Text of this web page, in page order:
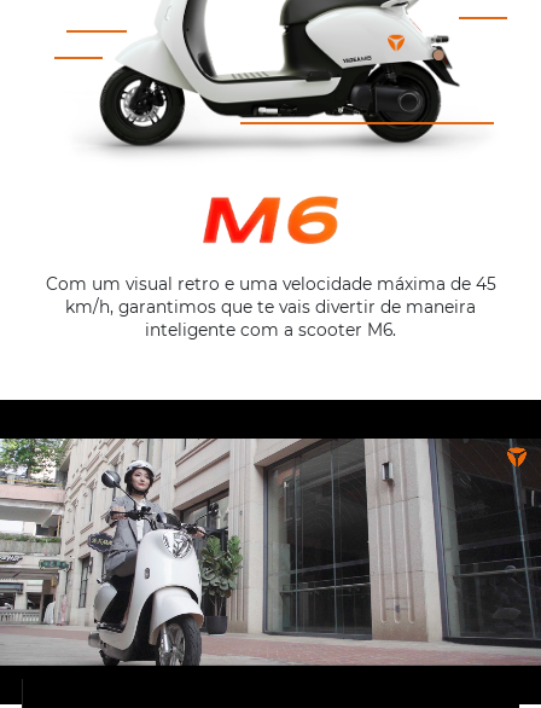
Com um visual retro e uma velocidade máxima de 45
km/h, garantimos que te vais divertir de maneira
inteligente com a scooter M6.